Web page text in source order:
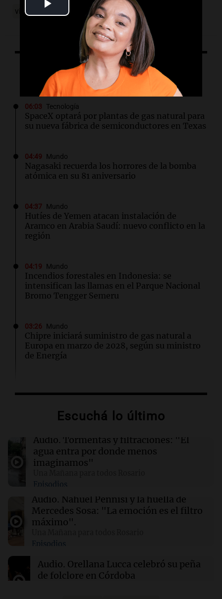
Video
viva-la-radio
Lo último
06:03 Tecnología
SpaceX optará por plantas de gas natural para
su nueva fábrica de semiconductores en Texas
04:49 Mundo
Nagasaki recuerda los horrores de la bomba
atómica en su 81 aniversario
04:37 Mundo
Hutíes de Yemen atacan instalación de
Aramco en Arabia Saudí: nuevo conflicto en la
región
04:19 Mundo
Incendios forestales en Indonesia: se
intensifican las llamas en el Parque Nacional
Bromo Tengger Semeru
03:26 Mundo
Chipre iniciará suministro de gas natural a
Europa en marzo de 2028, según su ministro
de Energía
Más de 1.300 vuelos cancelados en Shanghái
02:03 Tecnología
Airbnb acelera el lanzamiento de funciones
gracias a la inteligencia artificial en su
búsqueda
01:49 Mundo
El Pentágono solicita a la industria de defensa
un aumento en la producción de armas
01:31 Ciencia
Reducir alimentos dulces no disminuye
antojos ni mejora la salud, según estudio
Escuchá lo último
Audio. Tormentas y filtraciones: "El
agua entra por donde menos
imaginamos"
Episodios
Audio. Nahuel Pennisi y la huella de
Mercedes Sosa: "La emoción es el filtro
máximo".
Episodios
Audio. Orellana Lucca celebró su peña
de folclore en Córdoba